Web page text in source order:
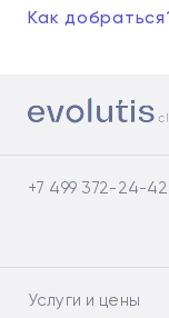
Как
+7 499 372-24-42
Услуги и цены